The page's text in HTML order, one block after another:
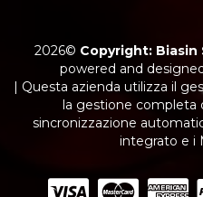
2026© Copyright: Biasin
powered and
| Questa azienda utilizza il
la gestione completa
sincronizzazione
integrato e i